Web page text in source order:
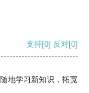
支持[0] 反对[0]
地学习新知识，拓宽